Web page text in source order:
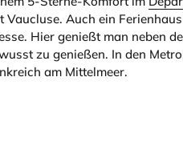
Vaucluse. Auch ein
Hier genießt man neben
zu genießen. In den
am Mittelmeer.